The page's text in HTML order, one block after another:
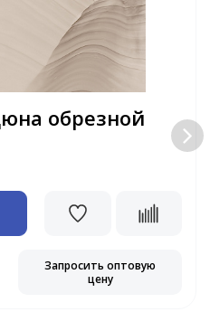
обрезной
Запросить оптовую
цену